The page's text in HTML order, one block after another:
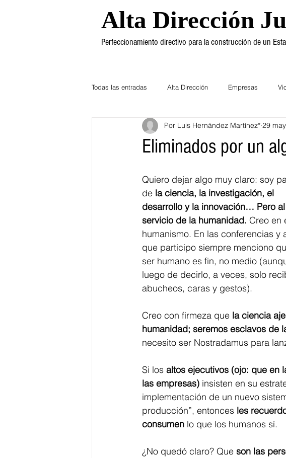
Alta Dirección
Perfeccionamiento directivo para la construcción de un
Todas las entradas Alta Dirección Empresas
Mercadotecnia Derechos Humanos
Eliminados por un
Por Luis Hernández Martínez* 29
Quiero dejar algo muy claro: soy
de la ciencia, la investigación, el
desarrollo y la innovación… Pero al
servicio de la humanidad. Creo en
humanismo. En las conferencias y
que participo siempre menciono
ser humano es fin, no medio
luego de decirlo, a veces, solo
abucheos, caras y gestos).
Creo con firmeza que la ciencia
humanidad; seremos esclavos de
necesito ser Nostradamus para
Si los altos ejecutivos (ojo: que en
las empresas) insisten en su
implementación de un nuevo
producción”, entonces les
consumen lo que los humanos sí.
¿No quedó claro? Que son las